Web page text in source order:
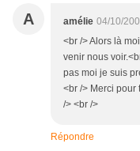
A amélie 04/10/
<br /> Alors là
venir nous
pas moi je suis
<br /> Merci pour
/> <br />
Répondre